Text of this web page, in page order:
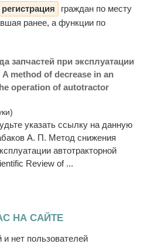
регистрация
граждан по месту
ранее, а функции по
запчастей при эксплуатации
A method of decrease in an
operation of autotractor
указать ссылку на данную
А. П. Метод снижения
автотракторной
Review of ...
НА САЙТЕ
и нет пользователей